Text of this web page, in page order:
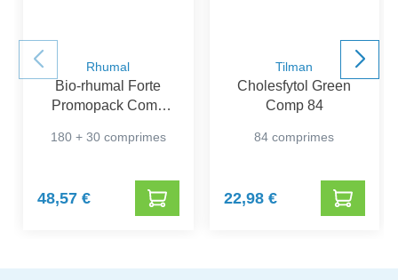
Rhumal
Bio-rhumal Forte
Promopack Comp
180 + 30 comprimes
48,57 €
Tilman
Cholesfytol Green
Comp 84
84 comprimes
22,98 €